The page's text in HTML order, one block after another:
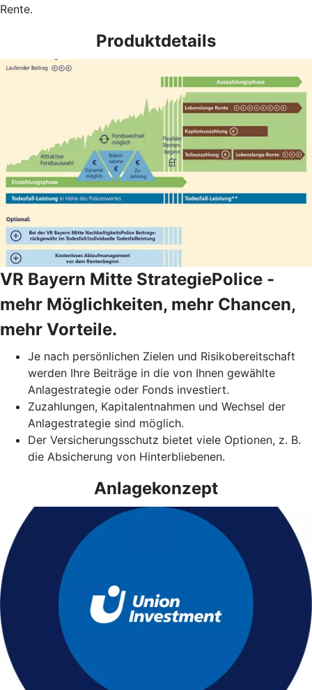
Rente.
Produktdetails
VR Bayern Mitte StrategiePolice -
mehr Möglichkeiten, mehr Chancen,
mehr Vorteile.
Je nach persönlichen Zielen und Risikobereitschaft
werden Ihre Beiträge in die von Ihnen gewählte
Anlagestrategie oder Fonds investiert.
Zuzahlungen, Kapitalentnahmen und Wechsel der
Anlagestrategie sind möglich.
Der Versicherungsschutz bietet viele Optionen, z. B.
die Absicherung von Hinterbliebenen.
Anlagekonzept